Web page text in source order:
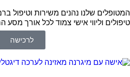
המטופלים שלנו נהנים משירות וטיפול
טיפולים וליווי אישי צמוד לכל אורך מסע
לרכישה